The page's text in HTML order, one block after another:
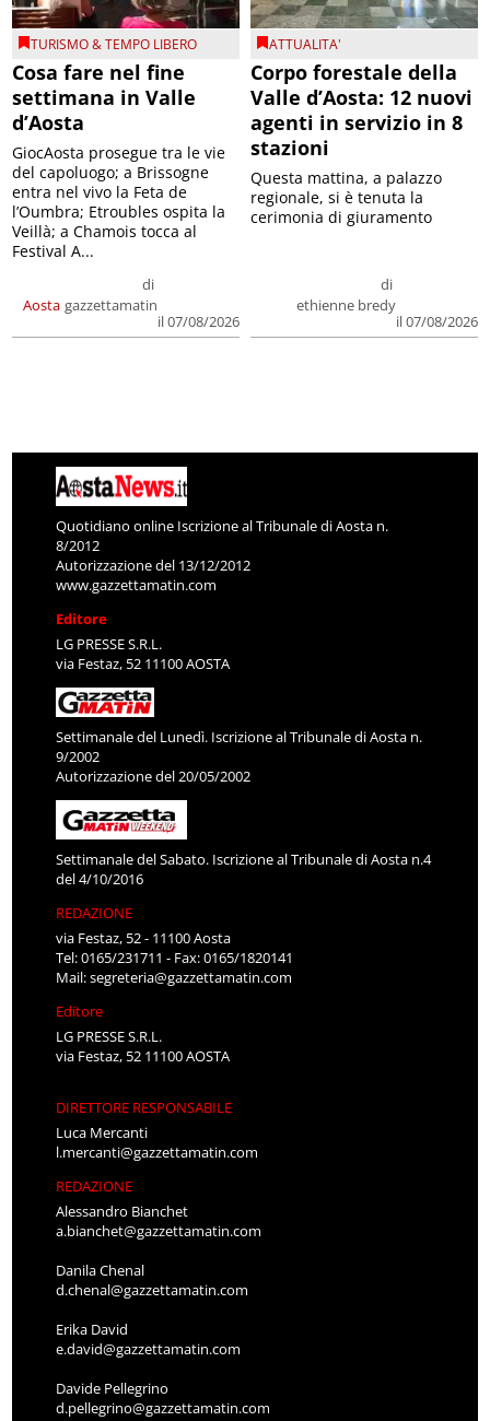
TURISMO & TEMPO LIBERO
Cosa fare nel fine
settimana in Valle
d’Aosta
Aosta
di
gazzettamatin
il 07/08/2026
GiocAosta prosegue tra le vie
del capoluogo; a Brissogne
entra nel vivo la Feta de
l’Oumbra; Etroubles ospita la
Veillà; a Chamois tocca al
Festival A...
ATTUALITA'
Corpo forestale della
Valle d’Aosta: 12 nuovi
agenti in servizio in 8
stazioni
di
ethienne bredy
il 07/08/2026
Questa mattina, a palazzo
regionale, si è tenuta la
cerimonia di giuramento
Quotidiano online Iscrizione al Tribunale di Aosta n.
8/2012
Autorizzazione del 13/12/2012
www.gazzettamatin.com
Editore
LG PRESSE S.R.L.
via Festaz, 52 11100 AOSTA
Settimanale del Lunedì. Iscrizione al Tribunale di Aosta n.
9/2002
Autorizzazione del 20/05/2002
Settimanale del Sabato. Iscrizione al Tribunale di Aosta n.4
del 4/10/2016
REDAZIONE
via Festaz, 52 - 11100 Aosta
Tel: 0165/231711 - Fax: 0165/1820141
Mail:segreteria@gazzettamatin.com
Editore
LG PRESSE S.R.L.
via Festaz, 52 11100 AOSTA
DIRETTORE RESPONSABILE
Luca Mercanti
l.mercanti@gazzettamatin.com
REDAZIONE
Alessandro Bianchet
a.bianchet@gazzettamatin.com
Danila Chenal
d.chenal@gazzettamatin.com
Erika David
e.david@gazzettamatin.com
Davide Pellegrino
d.pellegrino@gazzettamatin.com